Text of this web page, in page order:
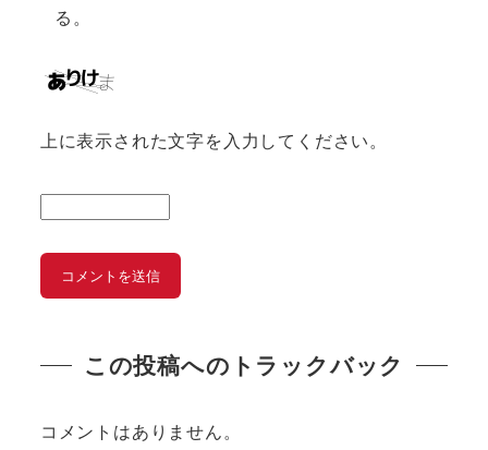
る。
上に表示された文字を入力してください。
この投稿へのトラックバック
コメントはありません。